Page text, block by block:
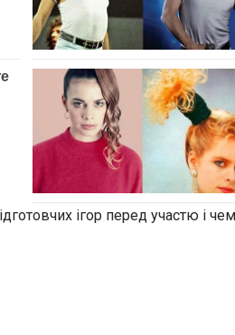
ігор перед участю і